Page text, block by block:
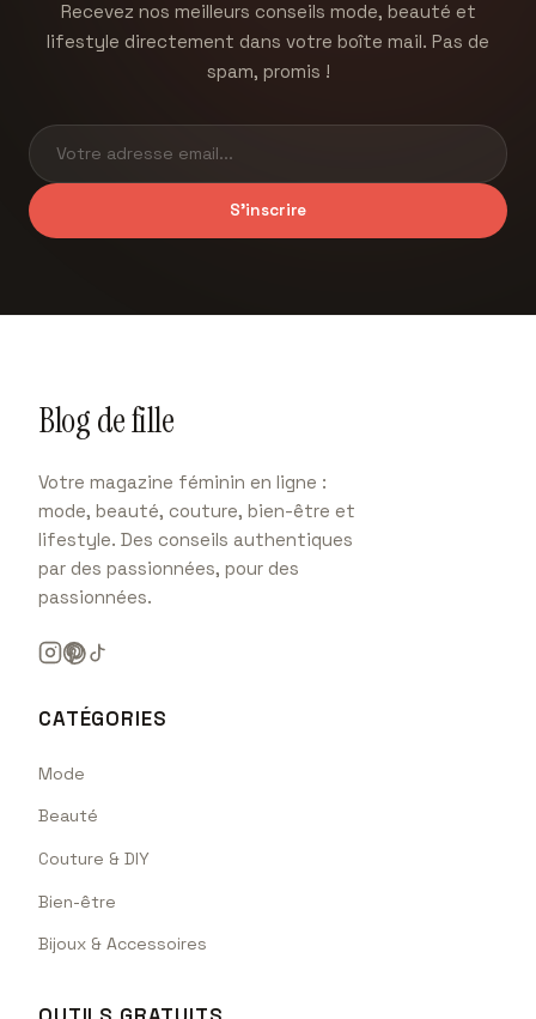
et erreurs
à éviter.
Recevez nos meilleurs conseils mode, beauté et
lifestyle directement dans votre boîte mail. Pas de
spam, promis !
S'inscrire
Blog de fille
Votre magazine féminin en ligne :
mode, beauté, couture, bien-être et
lifestyle. Des conseils authentiques
par des passionnées, pour des
passionnées.
CATÉGORIES
Mode
Beauté
Couture & DIY
Bien-être
Bijoux & Accessoires